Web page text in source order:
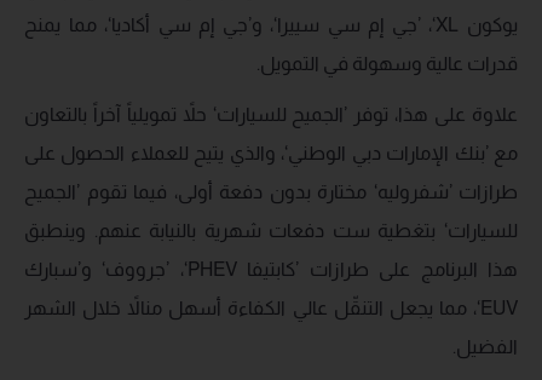
يوكون XL‘، ’جي إم سي سييرا‘، و’جي إم سي أكاديا‘، مما يمنح
قدرات عالية وسهولة في التمويل.
علاوة على هذا، توفر ’الجميح للسيارات‘ حلاً تمويلياً آخراً بالتعاون
مع ’بنك الإمارات دبي الوطني‘، والذي يتيح للعملاء الحصول على
طرازات ’شفروليه‘ مختارة بدون دفعة أولى، فيما تقوم ’الجميح
للسيارات‘ بتغطية ست دفعات شهرية بالنيابة عنهم. وينطبق
هذا البرنامج على طرازات ’كابتيفا PHEV‘، ’جرووف‘ و’سبارك
EUV‘، مما يجعل التنقّل عالي الكفاءة أسهل منالاً خلال الشهر
الفضيل.